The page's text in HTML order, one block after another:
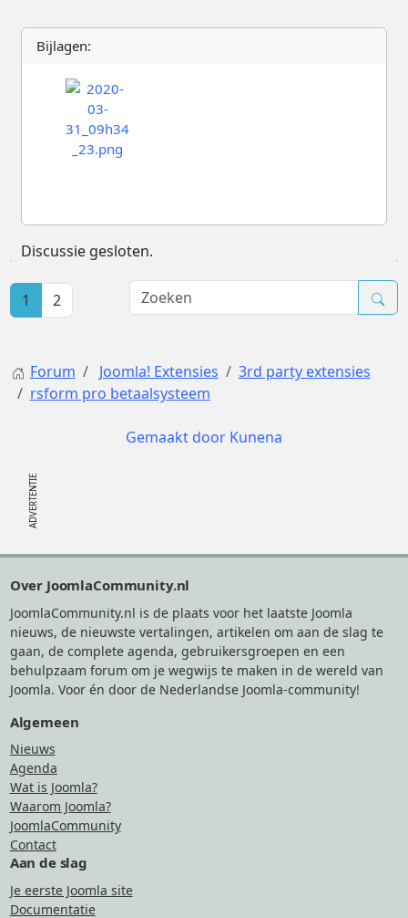
Bijlagen:
Discussie gesloten.
1 2
Forum Joomla! Extensies
3rd party extensies
rsform pro betaalsysteem
Gemaakt door Kunena
Over JoomlaCommunity.nl
JoomlaCommunity.nl is de plaats voor het laatste Joomla
nieuws, de nieuwste vertalingen, artikelen om aan de slag te
gaan, de complete agenda, gebruikersgroepen en een
behulpzaam forum om je wegwijs te maken in de wereld van
Joomla. Voor én door de Nederlandse Joomla-community!
Algemeen
Nieuws
Agenda
Wat is Joomla?
Waarom Joomla?
JoomlaCommunity
Contact
Aan de slag
Je eerste Joomla site
Documentatie